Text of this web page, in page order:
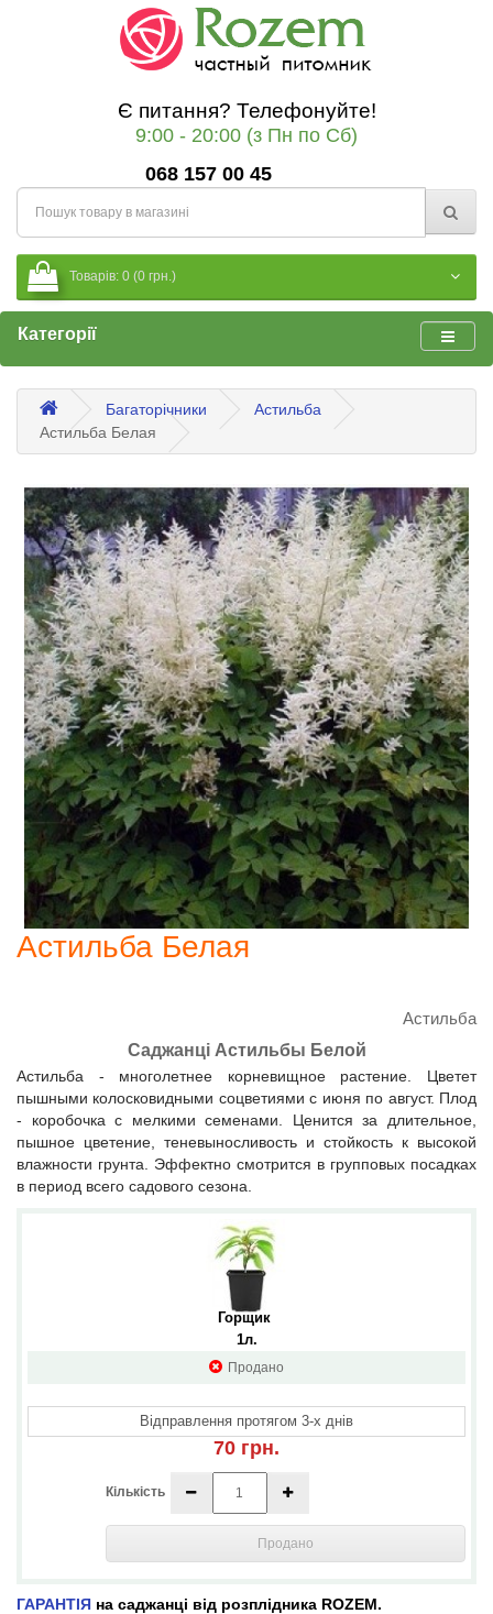
Є питання? Телефонуйте!
9:00 - 20:00 (з Пн по Сб)
068 157 00 45
Товарів: 0 (0 грн.)
Категорії
Багаторічники
Астильба
Астильба Белая
Астильба Белая
Астильба
Саджанці Астильбы Белой
Астильба - многолетнее корневищное растение. Цветет
пышными колосковидными соцветиями с июня по август. Плод
- коробочка с мелкими семенами. Ценится за длительное,
пышное цветение, теневыносливость и стойкость к высокой
влажности грунта. Эффектно смотрится в групповых посадках
в период всего садового сезона.
Горщик
1л.
Продано
Відправлення протягом 3-х днів
70 грн.
Кількість
Продано
ГАРАНТІЯ на саджанці від розплідника ROZEM.